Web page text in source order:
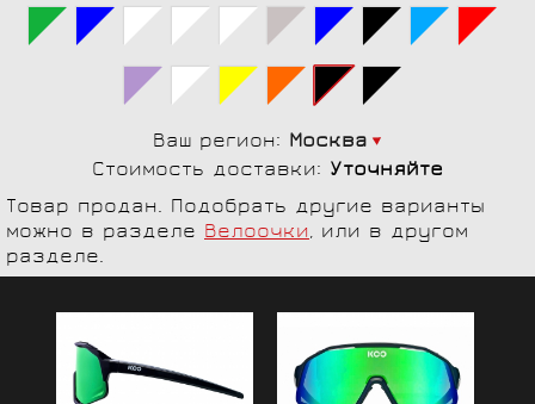
Ваш регион: Москва
Стоимость доставки: Уточняйте
Товар продан. Подобрать другие варианты
можно в разделе Велоочки, или в другом
разделе.